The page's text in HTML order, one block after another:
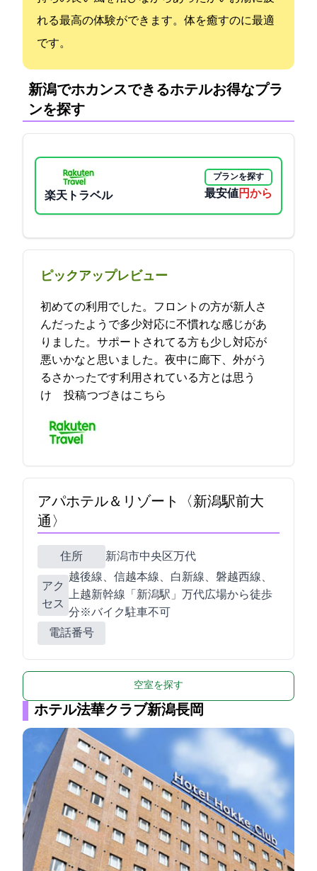
れる最高の体験ができます。体を癒すのに最適
です。
新潟でホカンスできるホテル:お得なプラ
ンを探す
楽天トラベル
プランを探す
最安値3500円から
ピックアップレビュー
初めての利用でした。フロントの方が新人さ
んだったようで多少対応に不慣れな感じがあ
りました。サポートされてる方も少し対応が
悪いかなと思いました。夜中に廊下、外がう
るさかったです利用されている方とは思う
け… 2024-04-20 16:01:09投稿つづきはこちら
アパホテル＆リゾート〈新潟駅前大
通〉
住所 新潟市中央区万代5-1-1
アク
セス
JR越後線、信越本線、白新線、磐越西線、
上越新幹線「新潟駅」万代広場から徒歩7
分※バイク駐車不可
電話番号
空室を探す
ホテル法華クラブ新潟長岡